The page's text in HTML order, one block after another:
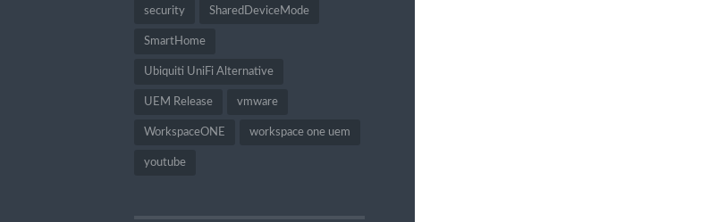
security SharedDeviceMode
SmartHome
Ubiquiti UniFi Alternative
UEM Release vmware
WorkspaceONE workspace one uem
youtube